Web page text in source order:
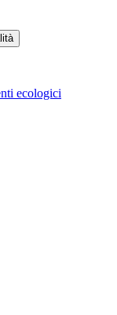
ecologici